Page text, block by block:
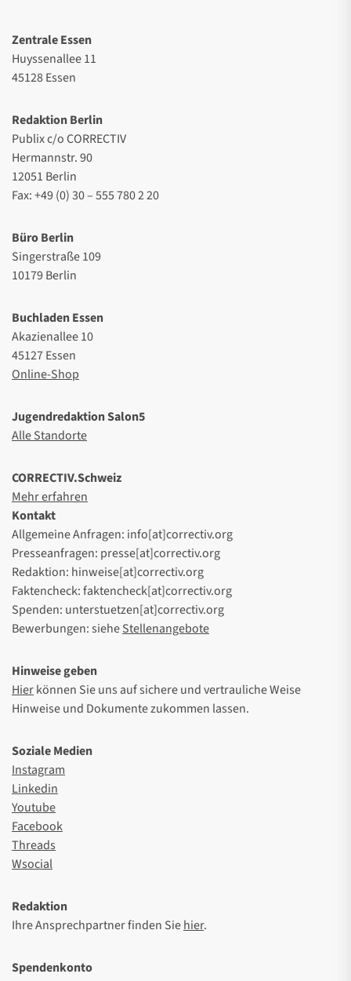
Zentrale Essen
Huyssenallee 11
45128 Essen
Redaktion Berlin
Publix c/o CORRECTIV
Hermannstr. 90
12051 Berlin
Fax: +49 (0) 30 – 555 780 2 20
Büro Berlin
Singerstraße 109
10179 Berlin
Buchladen Essen
Akazienallee 10
45127 Essen
Online-Shop
Jugendredaktion Salon5
Alle Standorte
CORRECTIV.Schweiz
Mehr erfahren
Kontakt
Allgemeine Anfragen: info[at]correctiv.org
Presseanfragen: presse[at]correctiv.org
Redaktion: hinweise[at]correctiv.org
Faktencheck: faktencheck[at]correctiv.org
Spenden: unterstuetzen[at]correctiv.org
Bewerbungen: sieheStellenangebote
Hinweise geben
Hierkönnen Sie uns auf sichere und vertrauliche Weise
Hinweise und Dokumente zukommen lassen.
Soziale Medien
Instagram
Linkedin
Youtube
Facebook
Threads
Wsocial
Redaktion
Ihre Ansprechpartner finden Siehier.
Spendenkonto